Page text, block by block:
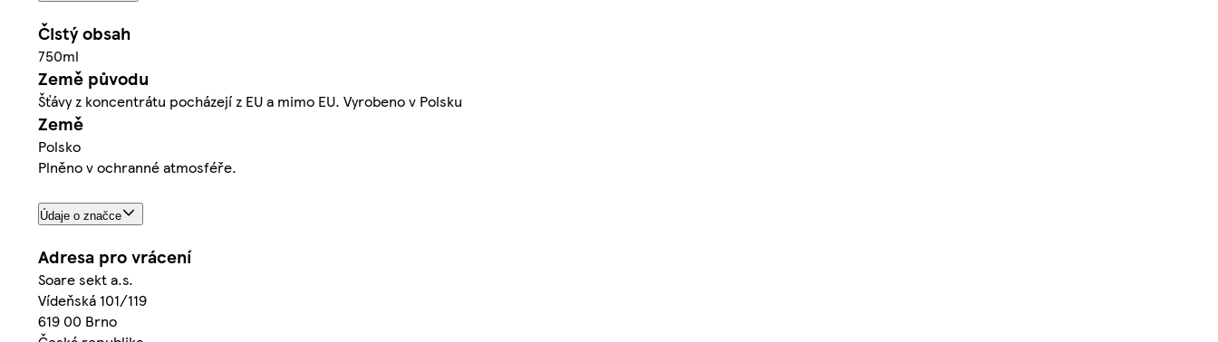
Čistý obsah
750ml
Země původu
Šťávy z koncentrátu pocházejí z EU a mimo EU. Vyrobeno v Polsku
Země
Polsko
Plněno v ochranné atmosféře.
Údaje o značce
Adresa pro vrácení
Soare sekt a.s.
Vídeňská 101/119
619 00 Brno